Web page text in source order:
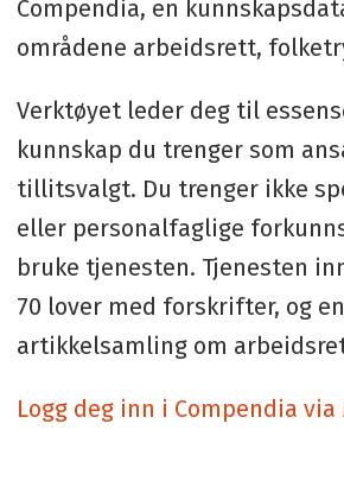
Compendia, en
områdene arbeidsrett,
Verktøyet leder deg til
kunnskap du trenger som
tillitsvalgt. Du trenger ikke
eller personalfaglige
bruke tjenesten. Tjenesten
70 lover med forskrifter, og en
artikkelsamling om
Logg deg inn i Compendia via